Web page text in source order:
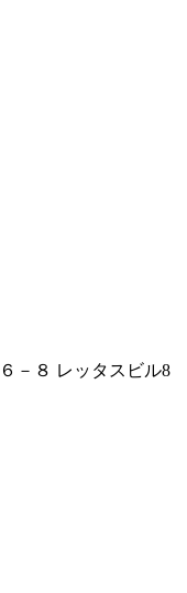
－８ レッタスビル8